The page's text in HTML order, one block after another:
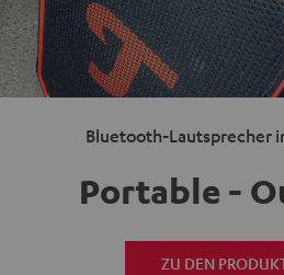
Bluetooth-Lautsprecher
Portable -
ZU DEN